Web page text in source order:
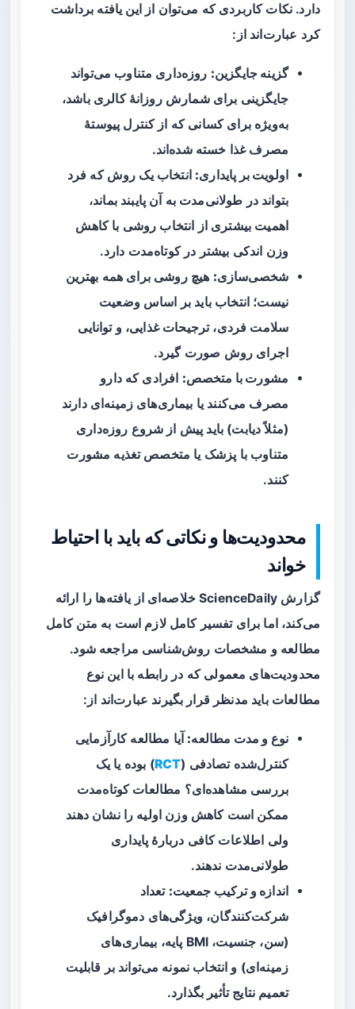
دارد. نکات کاربردی که می‌توان از این یافته برداشت
کرد عبارت‌اند از:
گزینه جایگزین: روزه‌داری متناوب می‌تواند
جایگزینی برای شمارش روزانهٔ کالری باشد،
به‌ویژه برای کسانی که از کنترل پیوستهٔ
مصرف غذا خسته شده‌اند.
اولویت بر پایداری: انتخاب یک روش که فرد
بتواند در طولانی‌مدت به آن پایبند بماند،
اهمیت بیشتری از انتخاب روشی با کاهش
وزن اندکی بیشتر در کوتاه‌مدت دارد.
شخصی‌سازی: هیچ روشی برای همه بهترین
نیست؛ انتخاب باید بر اساس وضعیت
سلامت فردی، ترجیحات غذایی، و توانایی
اجرای روش صورت گیرد.
مشورت با متخصص: افرادی که دارو
مصرف می‌کنند یا بیماری‌های زمینه‌ای دارند
(مثلاً دیابت) باید پیش از شروع روزه‌داری
متناوب با پزشک یا متخصص تغذیه مشورت
کنند.
محدودیت‌ها و نکاتی که باید با احتیاط
خواند
گزارش ScienceDaily خلاصه‌ای از یافته‌ها را ارائه
می‌کند، اما برای تفسیر کامل لازم است به متن کامل
مطالعه و مشخصات روش‌شناسی مراجعه شود.
محدودیت‌های معمولی که در رابطه با این نوع
مطالعات باید مدنظر قرار بگیرند عبارت‌اند از:
نوع و مدت مطالعه: آیا مطالعه کارآزمایی
کنترل‌شده تصادفی (RCT) بوده یا یک
بررسی مشاهده‌ای؟ مطالعات کوتاه‌مدت
ممکن است کاهش وزن اولیه را نشان دهند
ولی اطلاعات کافی دربارهٔ پایداری
طولانی‌مدت ندهند.
اندازه و ترکیب جمعیت: تعداد
شرکت‌کنندگان، ویژگی‌های دموگرافیک
(سن، جنسیت، BMI پایه، بیماری‌های
زمینه‌ای) و انتخاب نمونه می‌تواند بر قابلیت
تعمیم نتایج تأثیر بگذارد.